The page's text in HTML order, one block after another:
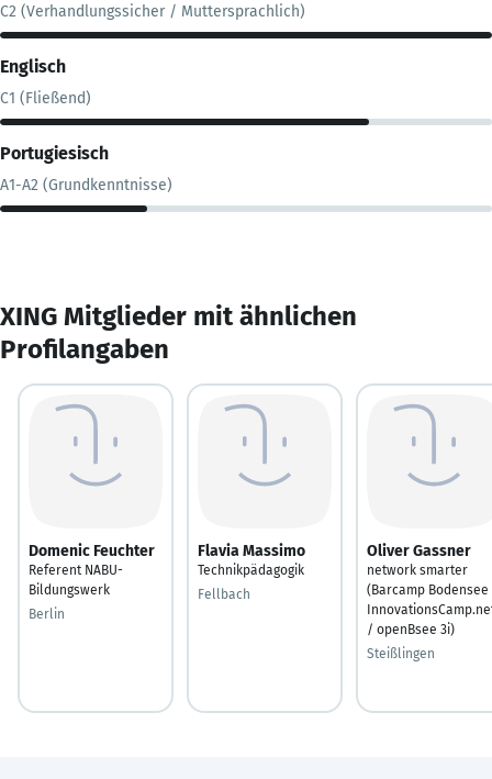
C2 (Verhandlungssicher / Muttersprachlich)
Englisch
C1 (Fließend)
Portugiesisch
A1-A2 (Grundkenntnisse)
XING Mitglieder mit ähnlichen
Profilangaben
Domenic Feuchter
Referent NABU-
Bildungswerk
Berlin
Flavia Massimo
Technikpädagogik
Fellbach
Oliver Gassner
network smarter
(Barcamp
/ openBsee 3i)
Steißlingen